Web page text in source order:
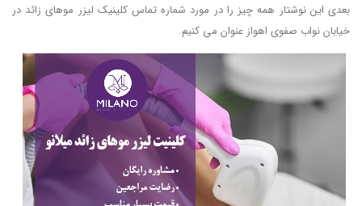
بعدی این نوشتار همه چیز را در مورد شماره تماس کلینیک لیزر موهای زائد در
خیابان نواب صفوی اهواز عنوان می کنیم.